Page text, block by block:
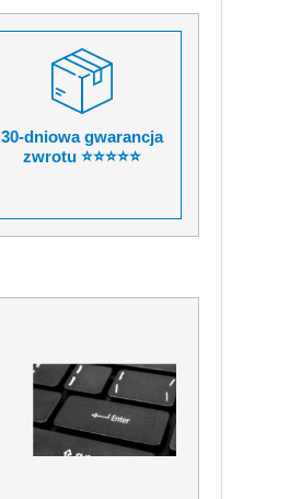
30-dniowa gwarancja
zwrotu ⭐⭐⭐⭐⭐